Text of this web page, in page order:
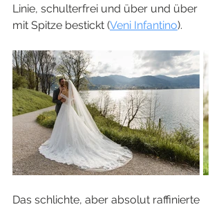
Linie, schulterfrei und über und über
mit Spitze bestickt (Veni Infantino).
Das schlichte, aber absolut raffinierte